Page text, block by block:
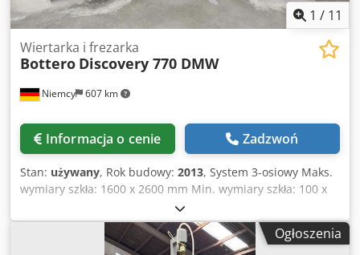
1 / 11
Niemcy 607 km
Wiertarka i frezarka
Bottero Discovery 770 DMW
Informacja o cenie Zadzwoń
Stan: używany, Rok budowy: 2013, System 3-osiowy Maks.
wymiary szkła: 1600 x 2600 mm Min. wymiary szkła: 100 x
350 mm Grubość szkła: 3 - 19 mm Crodpfxjwmqrqo Abuof
Wiercenie / Dwustronne 16 przegródek na 16 pozycji
Długość: 5850 mm Szerokość: 5500 mm Maks. wysokość
Ogłoszenia